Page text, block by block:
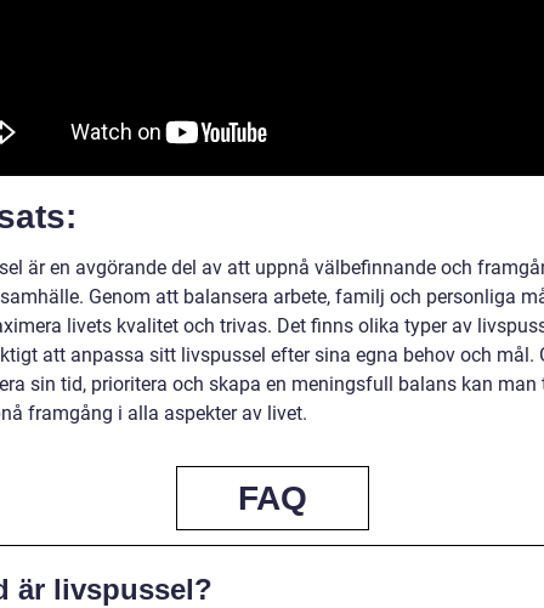
är en avgörande del av att uppnå välbefinnande och
Genom att balansera arbete, familj och personliga
livets kvalitet och trivas. Det finns olika typer av
att anpassa sitt livspussel efter sina egna behov och mål.
sin tid, prioritera och skapa en meningsfull balans kan man
framgång i alla aspekter av livet.
FAQ
är livspussel?